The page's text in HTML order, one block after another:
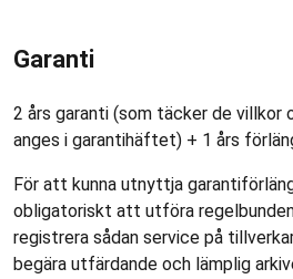
Garanti
2 års garanti (som täcker de villkor
anges i garantihäftet) + 1 års
För att kunna utnyttja
obligatoriskt att utföra
registrera sådan service på
begära utfärdande och lämplig